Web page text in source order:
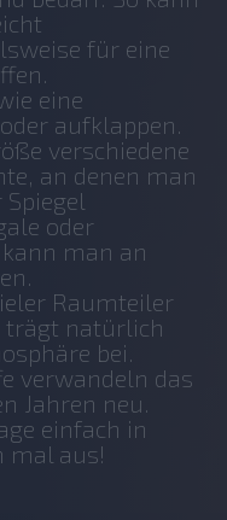
für eine
eine
aufklappen.
verschiedene
an denen man
oder
man an
Raumteiler
trägt natürlich
bei.
verwandeln das
Jahren neu.
einfach in
mal aus!